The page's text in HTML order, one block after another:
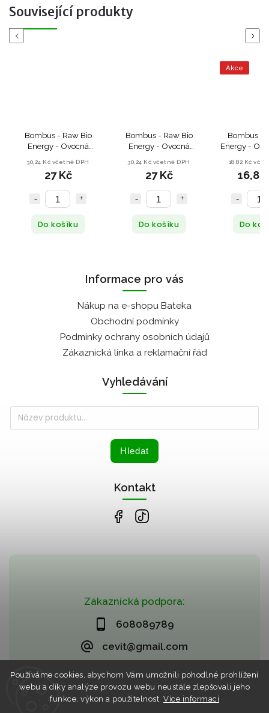
Používáme cookies, abychom Vám umožnili pohodlné prohlížení
webu a díky analýze provozu webu neustále zlepšovali jeho
funkce, výkon a použitelnost. Více informací
Související produkty
Previous
Bombus - Raw Bio
Energy - Ovocná
Cocoa - 50 g
30,24 Kč včetně DPH
27 Kč
Do košíku
Bombus - Raw Bio
Energy - Ovocná
Coconut - 50 g
30,24 Kč včetně DPH
27 Kč
Do košíku
Akce
Bombus -
Energy -
18,82 Kč
16,80
Do
Next
Zákaznická podpora:
608089789
cevit@gmail.com
Informace pro vás
Nákup na e-shopu Bateka
Obchodní podmínky
Podmínky ochrany osobních údajů
Zákaznická linka a reklamační řád
Vyhledávání
Hledat
Kontakt